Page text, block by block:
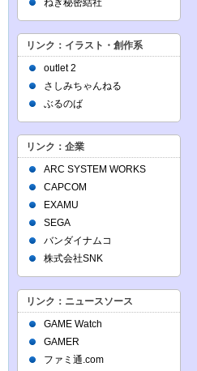
ねぎ秘密結社
リンク：イラスト・創作系
outlet 2
さしみちゃんねる
ぶるのば
リンク：企業
ARC SYSTEM WORKS
CAPCOM
EXAMU
SEGA
バンダイナムコ
株式会社SNK
リンク：ニュースソース
GAME Watch
GAMER
ファミ通.com